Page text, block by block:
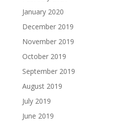
January 2020
December 2019
November 2019
October 2019
September 2019
August 2019
July 2019
June 2019